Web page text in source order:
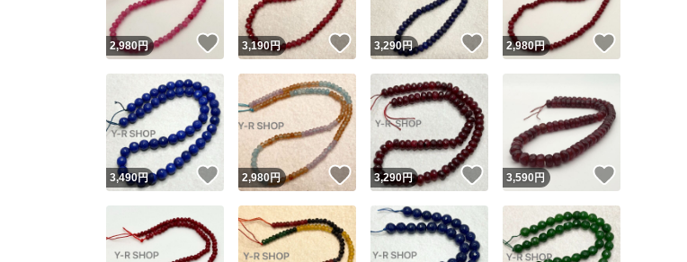
2,980円 いいね！
3,190円 いいね！
3,290円 いいね！
2,980円
3,490円 いいね！
2,980円 いいね！
3,290円 いいね！
3,590円